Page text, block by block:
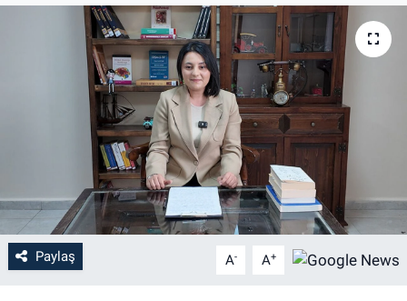
Paylaş A- A+